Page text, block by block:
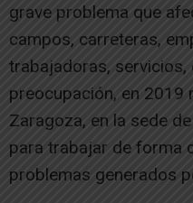
grave problema que
campos, carreteras,
trabajadoras, servicios,
preocupación, en 2019
Zaragoza, en la sede
para trabajar de forma
problemas generados